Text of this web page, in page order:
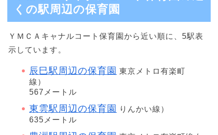
くの駅周辺の保育園
ＹＭＣＡキャナルコート保育園から近い順に、5駅表
示しています。
辰巳駅周辺の保育園 東京メトロ有楽町
線）
567メートル
東雲駅周辺の保育園
りんかい線）
635メートル